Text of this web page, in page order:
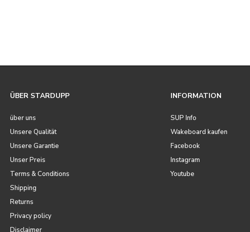
ÜBER STARDUPP
über uns
Unsere Qualität
Unsere Garantie
Unser Preis
Terms & Conditions
Shipping
Returns
Privacy policy
Disclaimer
INFORMATION
SUP Info
Wakeboard kaufen
Facebook
Instagram
Youtube